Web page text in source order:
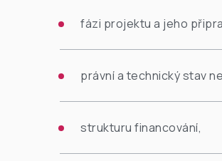
fázi projektu a jeho
právní a technický stav
strukturu financování,